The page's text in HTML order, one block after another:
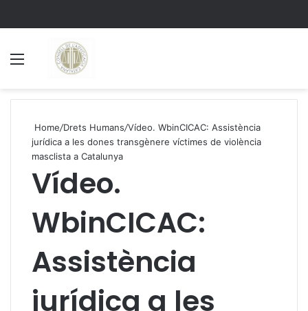
Home/Drets Humans/Vídeo. WbinCICAC: Assistència
jurídica a les dones transgènere víctimes de violència
masclista a Catalunya
Vídeo.
WbinCICAC:
Assistència
jurídica a les